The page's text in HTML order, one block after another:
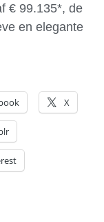
€ 99.135*, de
en elegante
X